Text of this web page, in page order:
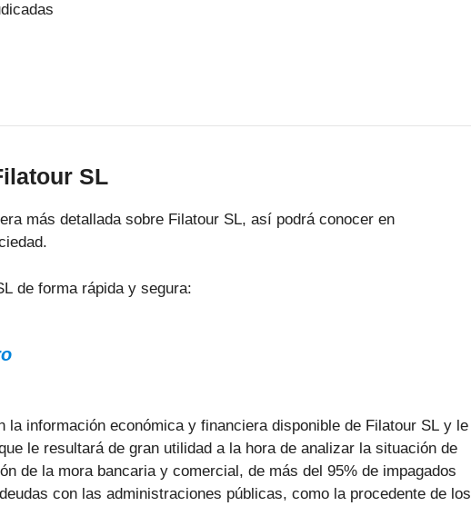
SL
más detallada sobre Filatour SL, así podrá conocer en
de forma rápida y segura:
la información económica y financiera disponible de Filatour SL y le
le resultará de gran utilidad a la hora de analizar la situación de
de la mora bancaria y comercial, de más del 95% de impagados
con las administraciones públicas, como la procedente de los